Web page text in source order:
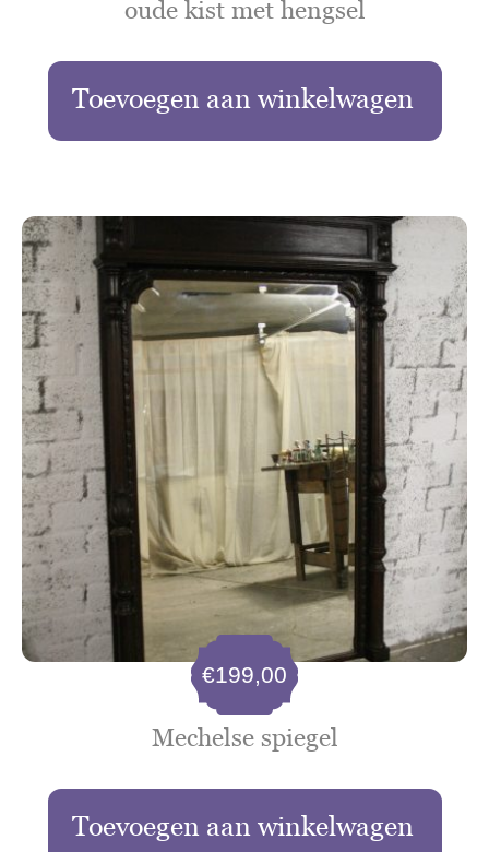
oude kist met hengsel
Toevoegen aan winkelwagen
Mechelse spiegel
€199,00
Toevoegen aan winkelwagen